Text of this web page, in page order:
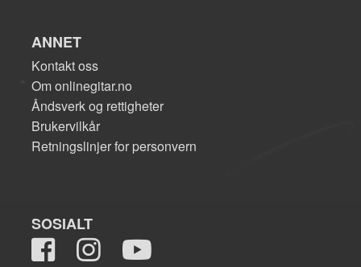
ANNET
Kontakt oss
Om onlinegitar.no
Åndsverk og rettigheter
Brukervilkår
Retningslinjer for personvern
SOSIALT